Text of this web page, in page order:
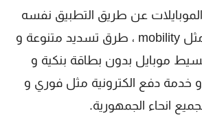
عن طريق التطبيق نفسه
او شركاء شهري مثل mobility ، طرق تسديد متنوعة و
موبايل بدون بطاقة بنكية و
خدمة دفع الكترونية مثل فوري و
انحاء الجمهورية.